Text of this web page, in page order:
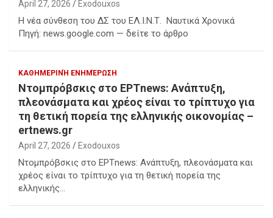
April 27, 2026 Exodouxos
Η νέα σύνθεση του ΔΣ του ΕΛ.Ι.Ν.Τ. Ναυτικά Χρονικά
Πηγή: news.google.com — δείτε το άρθρο
ΚΑΘΗΜΕΡΙΝΉ ΕΝΗΜΈΡΩΣΗ
Ντομπρόβσκις στο ΕΡΤnews: Ανάπτυξη,
πλεονάσματα και χρέος είναι το τρίπτυχο για
τη θετική πορεία της ελληνικής οικονομίας –
ertnews.gr
April 27, 2026 Exodouxos
Ντομπρόβσκις στο ΕΡΤnews: Ανάπτυξη, πλεονάσματα και
χρέος είναι το τρίπτυχο για τη θετική πορεία της
ελληνικής…